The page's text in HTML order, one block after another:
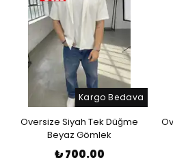
Kargo Bedava
Oversize Siyah Tek Düğme
Beyaz Gömlek
₺ 700.00